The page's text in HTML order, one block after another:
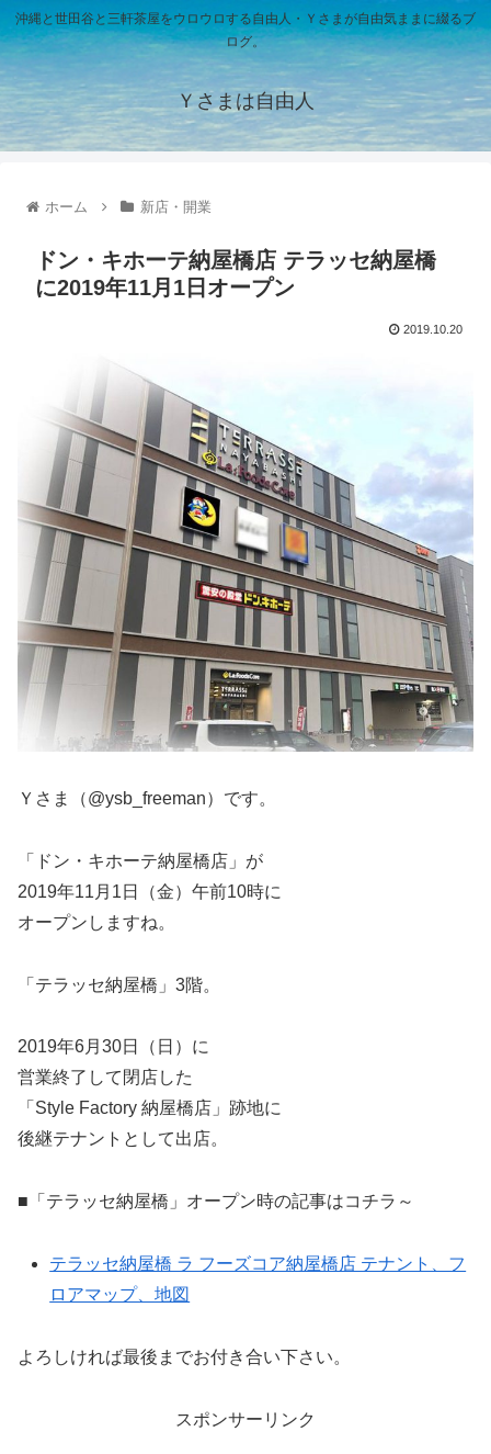
沖縄と世田谷と三軒茶屋をウロウロする自由人・Ｙさまが自由気ままに綴るブ
ログ。
Ｙさまは自由人
ホーム 新店・開業
ドン・キホーテ納屋橋店 テラッセ納屋橋
に2019年11月1日オープン
2019.10.20
Ｙさま（@ysb_freeman）です。
「ドン・キホーテ納屋橋店」が
2019年11月1日（金）午前10時に
オープンしますね。
「テラッセ納屋橋」3階。
2019年6月30日（日）に
営業終了して閉店した
「Style Factory 納屋橋店」跡地に
後継テナントとして出店。
■「テラッセ納屋橋」オープン時の記事はコチラ～
テラッセ納屋橋 ラ フーズコア納屋橋店 テナント、フ
ロアマップ、地図
よろしければ最後までお付き合い下さい。
スポンサーリンク